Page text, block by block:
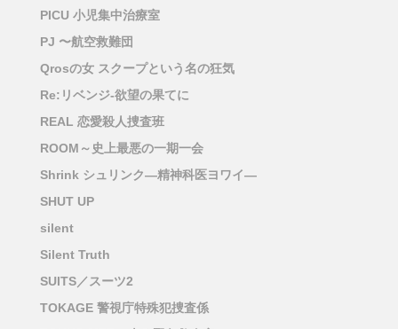
PICU 小児集中治療室
PJ 〜航空救難団
Qrosの女 スクープという名の狂気
Re:リベンジ-欲望の果てに
REAL 恋愛殺人捜査班
ROOM～史上最悪の一期一会
Shrink シュリンク―精神科医ヨワイ―
SHUT UP
silent
Silent Truth
SUITS／スーツ2
TOKAGE 警視庁特殊犯捜査係